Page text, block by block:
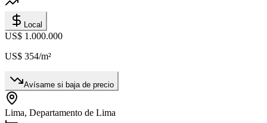
Local
US$ 1.000.000
US$ 354/m²
Avísame si baja de precio
Lima, Departamento de Lima